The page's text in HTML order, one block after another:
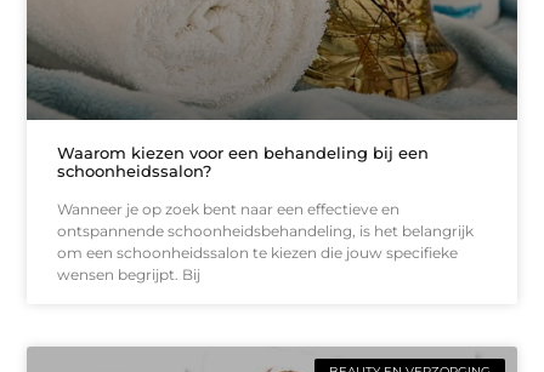
Waarom kiezen voor een behandeling bij een
schoonheidssalon?
Wanneer je op zoek bent naar een effectieve en
ontspannende schoonheidsbehandeling, is het belangrijk
om een schoonheidssalon te kiezen die jouw specifieke
wensen begrijpt. Bij